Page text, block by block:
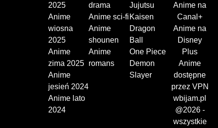
2025
Anime
wiosna
2025
Anime
zima 2025
Anime
jesień 2024
Anime lato
2024
drama
Anime sci-fi
Anime
shounen
Anime
romans
Jujutsu
Kaisen
Dragon
Ball
One Piece
Demon
Slayer
Anime na
Canal+
Anime na
Disney
Plus
Anime
dostępne
przez VPN
wbijam.pl
@2026 -
wszystkie